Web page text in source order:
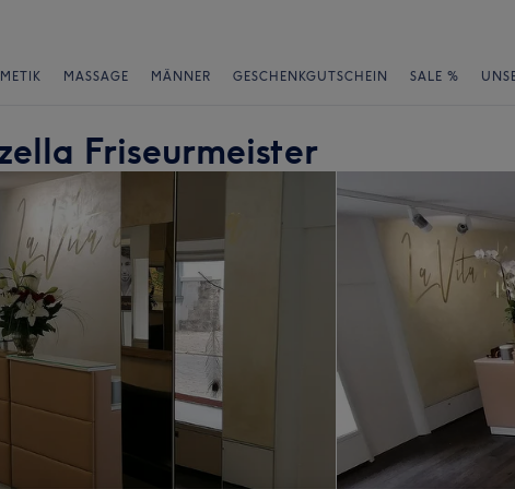
MASSAGE MÄNNER GESCHENKGUTSCHEIN SALE %
Friseurmeister